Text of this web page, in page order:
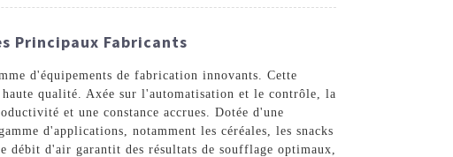
Principaux Fabricants
d'équipements de fabrication innovants. Cette
qualité. Axée sur l'automatisation et le contrôle, la
et une constance accrues. Dotée d'une
d'applications, notamment les céréales, les snacks
débit d'air garantit des résultats de soufflage optimaux,